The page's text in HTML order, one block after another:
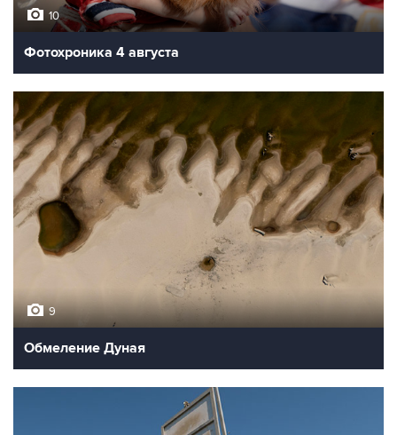
10
Фотохроника 4 августа
9
Обмеление Дуная